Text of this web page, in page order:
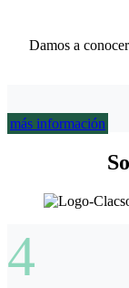
Damos a
más información
4